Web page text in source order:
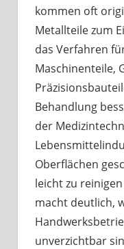
kommen oft
Metallteile zum
das Verfahren
Maschinenteile,
Behandlung
der
Oberflächen
leicht zu
macht deutlich,
unverzichtbar